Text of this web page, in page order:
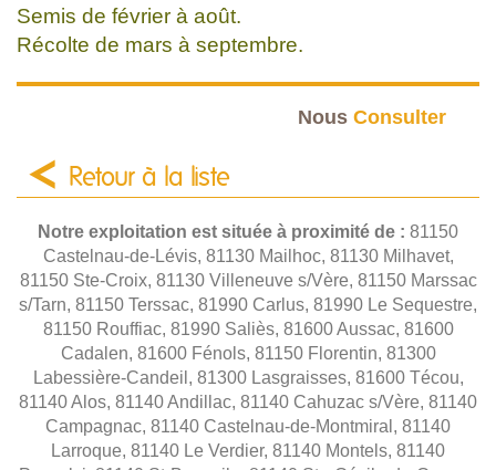
Semis de février à août.
Récolte de mars à septembre.
Nous Consulter
Retour à la liste
Notre exploitation est située à proximité de : 81150
Castelnau-de-Lévis, 81130 Mailhoc, 81130 Milhavet,
81150 Ste-Croix, 81130 Villeneuve s/Vère, 81150 Marssac
s/Tarn, 81150 Terssac, 81990 Carlus, 81990 Le Sequestre,
81150 Rouffiac, 81990 Saliès, 81600 Aussac, 81600
Cadalen, 81600 Fénols, 81150 Florentin, 81300
Labessière-Candeil, 81300 Lasgraisses, 81600 Técou,
81140 Alos, 81140 Andillac, 81140 Cahuzac s/Vère, 81140
Campagnac, 81140 Castelnau-de-Montmiral, 81140
Larroque, 81140 Le Verdier, 81140 Montels, 81140